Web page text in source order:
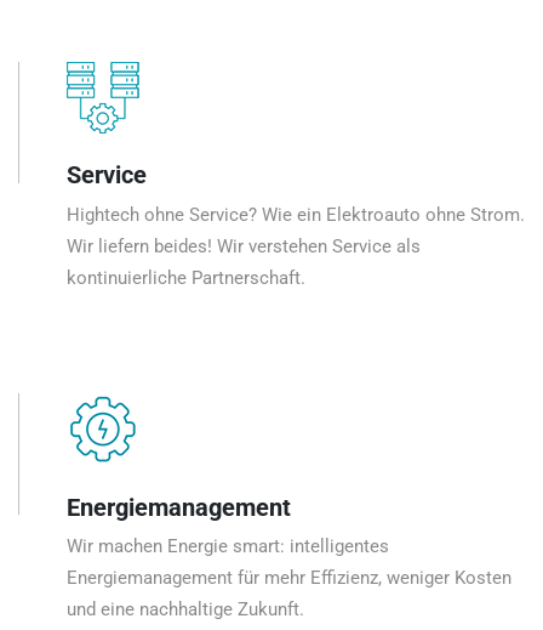
Service
Hightech ohne Service? Wie ein Elektroauto ohne Strom.
Wir liefern beides! Wir verstehen Service als
kontinuierliche Partnerschaft.
Energiemanagement
Wir machen Energie smart: intelligentes
Energiemanagement für mehr Effizienz, weniger Kosten
und eine nachhaltige Zukunft.